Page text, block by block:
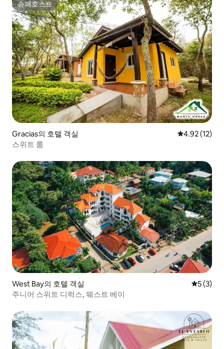
슈퍼호스트
슈퍼호스트
Gracias의 호텔 객실 평점 4.92점
4.92 (12)
스위트 룸
West Bay의 호텔 객실 평점 5점
5 (3)
주니어 스위트 디럭스, 웨스트 베이